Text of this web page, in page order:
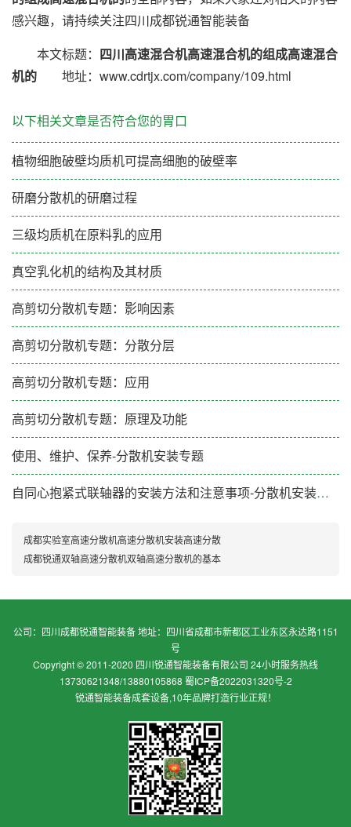
感兴趣，请持续关注四川成都锐通智能装备
本文标题： 四川高速混合机高速混合机的组成高速混合
机的 地址：www.cdrtjx.com/company/109.html
以下相关文章是否符合您的胃口
植物细胞破壁均质机可提高细胞的破壁率
研磨分散机的研磨过程
三级均质机在原料乳的应用
真空乳化机的结构及其材质
高剪切分散机专题：影响因素
高剪切分散机专题：分散分层
高剪切分散机专题：应用
高剪切分散机专题：原理及功能
使用、维护、保养-分散机安装专题
自同心抱紧式联轴器的安装方法和注意事项-分散机安装专题
成都实验室高速分散机高速分散机安装高速分散
成都锐通双轴高速分散机双轴高速分散机的基本
公司：四川成都锐通智能装备 地址：四川省成都市新都区工业东区永达路1151
号
Copyright © 2011-2020 四川锐通智能装备有限公司 24小时服务热线
13730621348/13880105868 蜀ICP备2022031320号-2
锐通智能装备成套设备,10年品牌打造行业正规！